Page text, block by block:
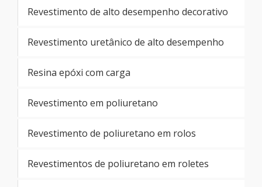
Revestimento de alto desempenho decorativo
Revestimento uretânico de alto desempenho
Resina epóxi com carga
Revestimento em poliuretano
Revestimento de poliuretano em rolos
Revestimentos de poliuretano em roletes